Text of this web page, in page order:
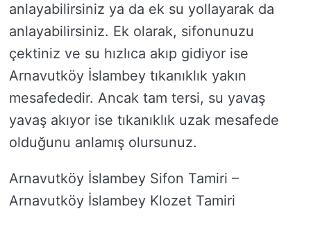
anlayabilirsiniz ya da ek su yollayarak da
anlayabilirsiniz. Ek olarak, sifonunuzu
çektiniz ve su hızlıca akıp gidiyor ise
Arnavutköy İslambey tıkanıklık yakın
mesafededir. Ancak tam tersi, su yavaş
yavaş akıyor ise tıkanıklık uzak mesafede
olduğunu anlamış olursunuz.
Arnavutköy İslambey Sifon Tamiri –
Arnavutköy İslambey Klozet Tamiri